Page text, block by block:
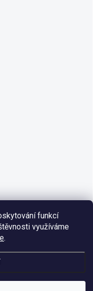
funkcí
využíváme
.